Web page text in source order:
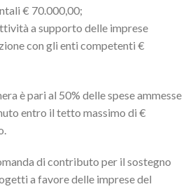
€ 70.000,00;
a supporto delle imprese
con gli enti competenti €
è pari al 50% delle spese ammesse
entro il tetto massimo di €
di contributo per il sostegno
a favore delle imprese del